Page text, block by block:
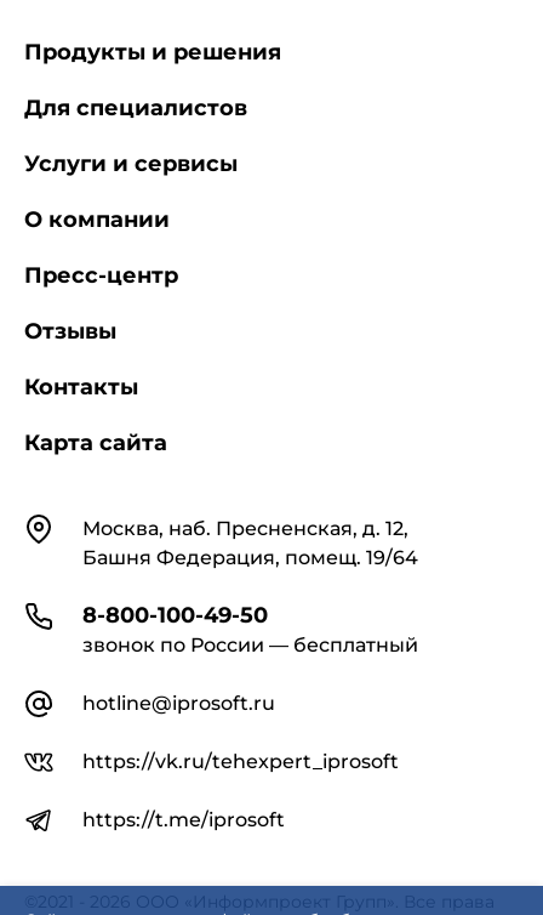
КонтактыМосква, наб. Пресненская, д. 12,
Башня Федерация, помещ. 19/64
8-800-100-49-50
звонок по России — бесплатный
hotline@iprosoft.ru
https://vk.ru/tehexpert_iprosoft
https://t.me/iprosoft
Продукты и решения
Для специалистов
Услуги и сервисы
О компании
Пресс-центр
Отзывы
Контакты
Карта сайта
©2021 - 2026 ООО «Информпроект Групп». Все права